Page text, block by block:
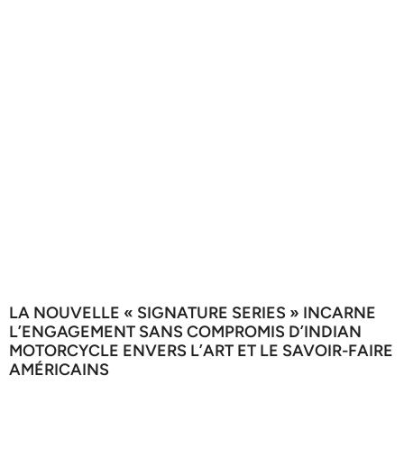
LA NOUVELLE « SIGNATURE SERIES » INCARNE
L’ENGAGEMENT SANS COMPROMIS D’INDIAN
MOTORCYCLE ENVERS L’ART ET LE SAVOIR-FAIRE
AMÉRICAINS